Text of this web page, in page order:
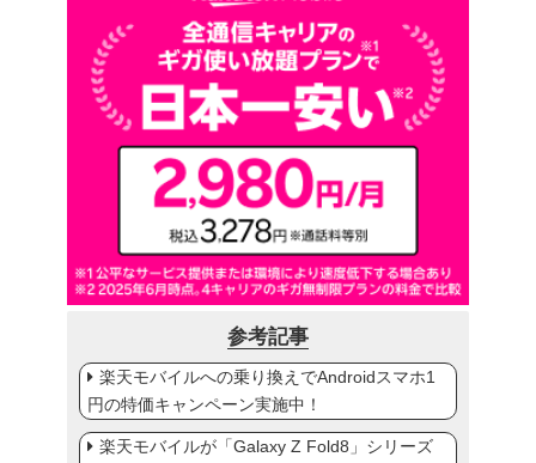
参考記事
楽天モバイルへの乗り換えでAndroidスマホ1
円の特価キャンペーン実施中！
楽天モバイルが「Galaxy Z Fold8」シリーズ